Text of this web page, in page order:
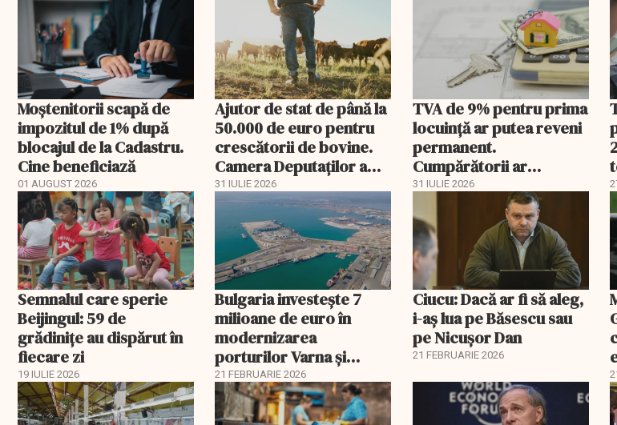
Moștenitorii scapă de
impozitul de 1% după
blocajul de la Cadastru.
Cine beneficiază
01 AUGUST 2026
Ajutor de stat de până la
50.000 de euro pentru
crescătorii de bovine.
Camera Deputaților a
aprobat schema
31 IULIE 2026
TVA de 9% pentru prima
locuință ar putea reveni
permanent.
Cumpărătorii ar
economisi zeci de mii de
31 IULIE 2026
Semnalul care sperie
Beijingul: 59 de
grădinițe au dispărut în
fiecare zi
19 IULIE 2026
Bulgaria investește 7
milioane de euro în
modernizarea
porturilor Varna și
Burgas
21 FEBRUARIE 2026
Ciucu: Dacă ar fi să aleg,
i-aș lua pe Băsescu sau
pe Nicușor Dan
21 FEBRUARIE 2026